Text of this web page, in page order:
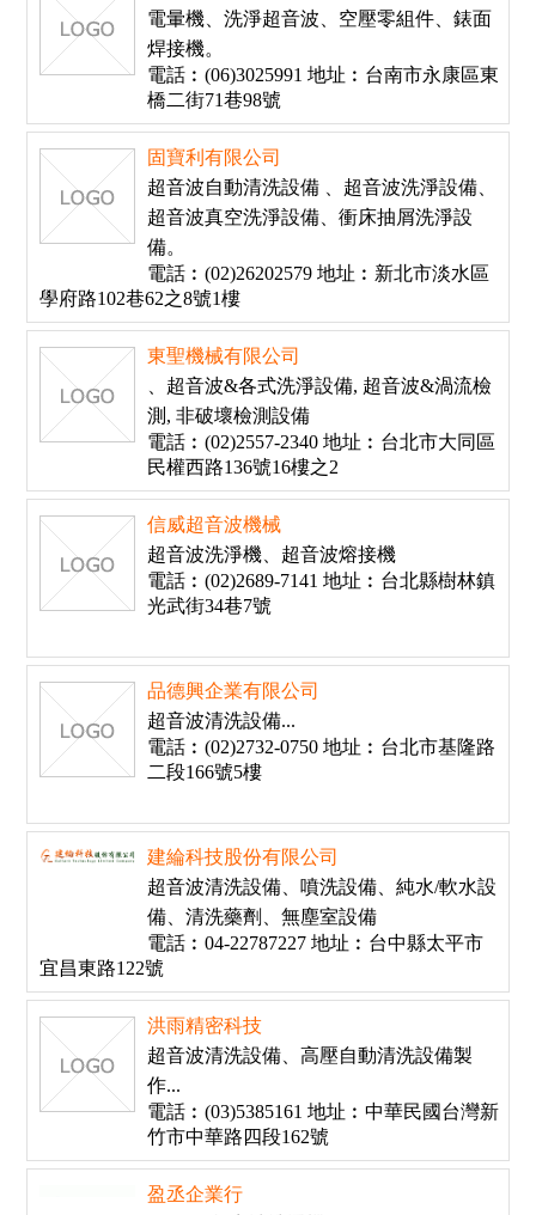
電暈機、洗淨超音波、空壓零組件、錶面
焊接機。
電話︰(06)3025991 地址︰台南市永康區東
橋二街71巷98號
固寶利有限公司
超音波自動清洗設備 、超音波洗淨設備、
超音波真空洗淨設備、衝床抽屑洗淨設
備。
電話︰(02)26202579 地址︰新北市淡水區
學府路102巷62之8號1樓
東聖機械有限公司
、超音波&各式洗淨設備, 超音波&渦流檢
測, 非破壞檢測設備
電話︰(02)2557-2340 地址︰台北市大同區
民權西路136號16樓之2
信威超音波機械
超音波洗淨機、超音波熔接機
電話︰(02)2689-7141 地址︰台北縣樹林鎮
光武街34巷7號
品德興企業有限公司
超音波清洗設備...
電話︰(02)2732-0750 地址︰台北市基隆路
二段166號5樓
建綸科技股份有限公司
超音波清洗設備、噴洗設備、純水/軟水設
備、清洗藥劑、無塵室設備
電話︰04-22787227 地址︰台中縣太平市
宜昌東路122號
洪雨精密科技
超音波清洗設備、高壓自動清洗設備製
作...
電話︰(03)5385161 地址︰中華民國台灣新
竹市中華路四段162號
盈丞企業行